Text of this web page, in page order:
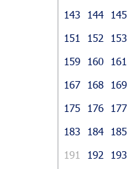
143
144 145
151
152 153
159
160 161
167
168 169
175
176 177
183
184 185
191
192 193